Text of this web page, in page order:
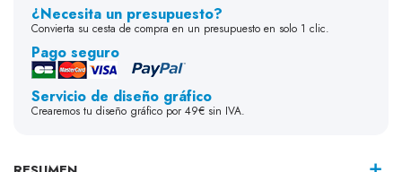
¿Necesita un presupuesto?
Convierta su cesta de compra en un presupuesto en solo 1 clic.
Pago seguro
Servicio de diseño gráfico
Crearemos tu diseño gráfico por 49€ sin IVA.